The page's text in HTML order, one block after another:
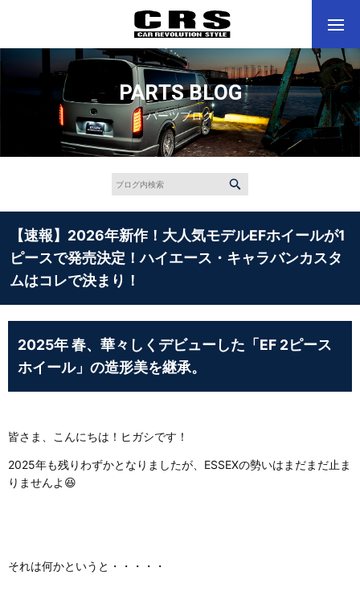
PARTS BLOG
パーツブログ
【速報】2026年新作！大人気モデルEFホイールが1
ピースで発売決定！ハイエース・キャラバンカスタ
ムはコレで決まり！
2025年 春、華々しくデビューした「EF 2ピース
ホイール」の造形美を継承。
皆さま、こんにちは！ヒガシです！
2025年も残りわずかとなりましたが、ESSEXの勢いはまだまだ止ま
りませんよ😆
それは何かというと・・・・・